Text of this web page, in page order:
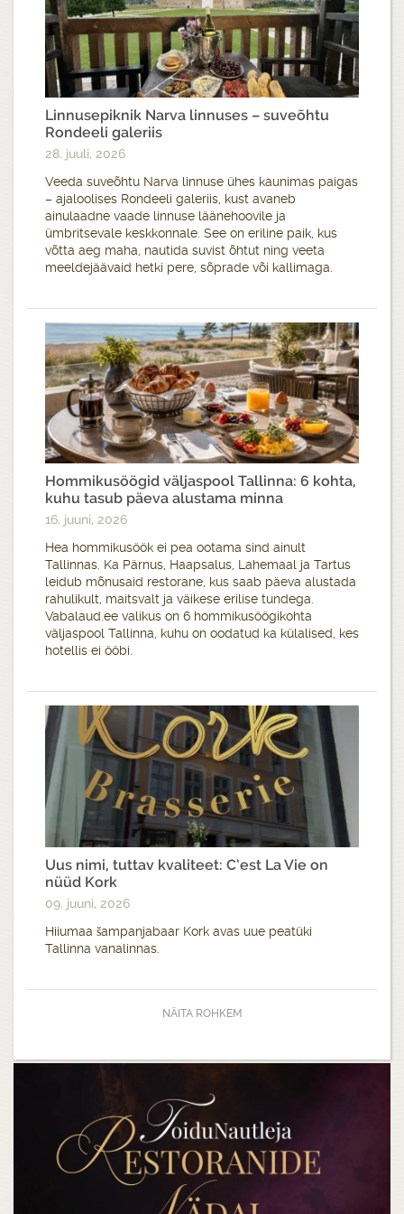
Linnusepiknik Narva linnuses – suveõhtu
Rondeeli galeriis
28. juuli, 2026
Veeda suveõhtu Narva linnuse ühes kaunimas paigas
– ajaloolises Rondeeli galeriis, kust avaneb
ainulaadne vaade linnuse läänehoovile ja
ümbritsevale keskkonnale. See on eriline paik, kus
võtta aeg maha, nautida suvist õhtut ning veeta
meeldejäävaid hetki pere, sõprade või kallimaga.
Hommikusöögid väljaspool Tallinna: 6 kohta,
kuhu tasub päeva alustama minna
16. juuni, 2026
Hea hommikusöök ei pea ootama sind ainult
Tallinnas. Ka Pärnus, Haapsalus, Lahemaal ja Tartus
leidub mõnusaid restorane, kus saab päeva alustada
rahulikult, maitsvalt ja väikese erilise tundega.
Vabalaud.ee valikus on 6 hommikusöögikohta
väljaspool Tallinna, kuhu on oodatud ka külalised, kes
hotellis ei ööbi.
Uus nimi, tuttav kvaliteet: C’est La Vie on
nüüd Kork
09. juuni, 2026
Hiiumaa šampanjabaar Kork avas uue peatüki
Tallinna vanalinnas.
NÄITA ROHKEM